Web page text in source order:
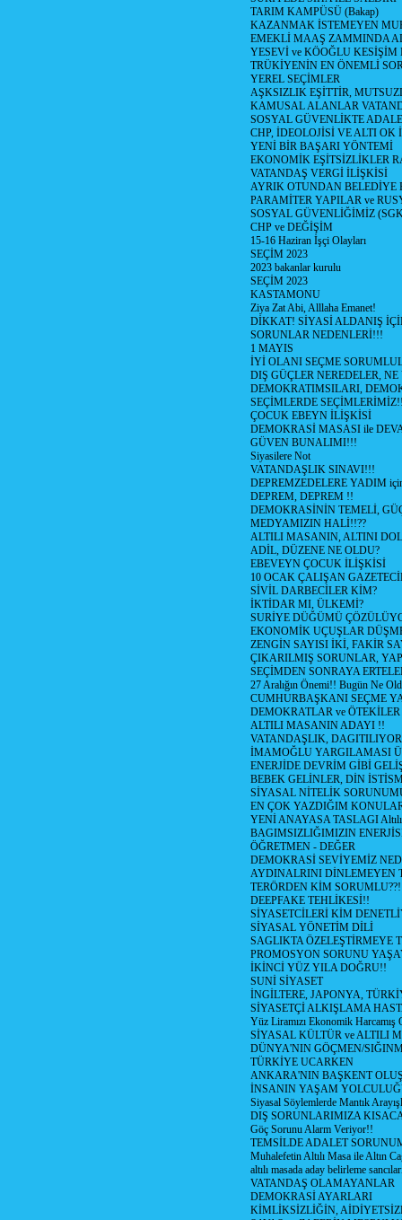
TARIM KAMPÜSÜ (Bakap)
KAZANMAK İSTEMEYEN
EMEKLİ MAAŞ ZAMMINDA
YESEVİ ve KÖOĞLU
TRÜKİYENİN EN ÖNEMLİ
YEREL SEÇİMLER
AŞKSIZLIK EŞİTTİR,
KAMUSAL ALANLAR
SOSYAL GÜVENLİKTE
CHP, İDEOLOJİSİ VE ALTI OK
YENİ BİR BAŞARI YÖNTEMİ
EKONOMİK EŞİTSİZLİKLER
VATANDAŞ VERGİ İLİŞKİSİ
AYRIK OTUNDAN
PARAMİTER YAPILAR ve
SOSYAL GÜVENLİĞİMİZ
CHP ve DEĞİŞİM
15-16 Haziran İşçi Olayları
SEÇİM 2023
2023 bakanlar kurulu
SEÇİM 2023
KASTAMONU
Ziya Zat Abi, Alllaha Emanet!
DİKKAT! SİYASİ ALDANIŞ
SORUNLAR NEDENLERİ!!!
1 MAYIS
İYİ OLANI SEÇME
DIŞ GÜÇLER NEREDELER,
DEMOKRATIMSILARI,
SEÇİMLERDE
ÇOCUK EBEYN İLİŞKİSİ
DEMOKRASİ MASASI ile
GÜVEN BUNALIMI!!!
Siyasilere Not
VATANDAŞLIK SINAVI!!!
DEPREMZEDELERE YADIM
DEPREM, DEPREM !!
DEMOKRASİNİN TEMELİ,
MEDYAMIZIN HALİ!!??
ALTILI MASANIN, ALTINI
ADİL, DÜZENE NE OLDU?
EBEVEYN ÇOCUK İLİŞKİSİ
10 OCAK ÇALIŞAN
SİVİL DARBECİLER KİM?
İKTİDAR MI, ÜLKEMİ?
SURİYE DÜĞÜMÜ
EKONOMİK UÇUŞLAR
ZENGİN SAYISI İKİ, FAKİR
ÇIKARILMIŞ SORUNLAR,
SEÇİMDEN SONRAYA
27 Aralığın Önemi!! Bugün Ne
CUMHURBAŞKANI SEÇME
DEMOKRATLAR ve ÖTEKİLER
ALTILI MASANIN ADAYI !!
VATANDAŞLIK,
İMAMOĞLU YARGILAMASI
ENERJİDE DEVRİM GİBİ
BEBEK GELİNLER, DİN
SİYASAL NİTELİK
EN ÇOK YAZDIĞIM
YENİ ANAYASA TASLAGI Altılı
BAGIMSIZLIĞIMIZIN
ÖĞRETMEN - DEĞER
DEMOKRASİ SEVİYEMİZ
AYDINALRINI DİNLEMEYEN
TERÖRDEN KİM
DEEPFAKE TEHLİKESİ!!
SİYASETCİLERİ KİM
SİYASAL YÖNETİM DİLİ
SAGLIKTA ÖZELEŞTİRMEYE
PROMOSYON SORUNU
İKİNCİ YÜZ YILA DOĞRU!!
SUNİ SİYASET
İNGİLTERE, JAPONYA,
SİYASETÇİ ALKIŞLAMA
Yüz Liramızı Ekonomik Harcamış
SİYASAL KÜLTÜR ve ALTILI
DÜNYA'NIN GÖÇMEN/
TÜRKİYE UCARKEN
ANKARA'NIN BAŞKENT
İNSANIN YAŞAM
Siyasal Söylemlerde Mantık
DIŞ SORUNLARIMIZA
Göç Sorunu Alarm Veriyor!!
TEMSİLDE ADALET
Muhalefetin Altılı Masa ile Altın
altılı masada aday belirleme
VATANDAŞ OLAMAYANLAR
DEMOKRASİ AYARLARI
KİMLİKSİZLİĞİN,